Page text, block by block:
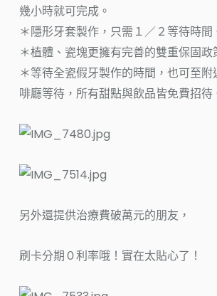
幾小時就可完成。
＊隱形牙套製作，只需１／２等待時間
＊植體、瓷塊更擁有完善的雙重保固政
＊等待全瓷假牙製作的時間 ，也可至
啡廳等待，所有甜點與飲品皆免費招待
另外還提供治療費破萬元的朋友，
刷卡分期０利率哦！實在太貼心了！